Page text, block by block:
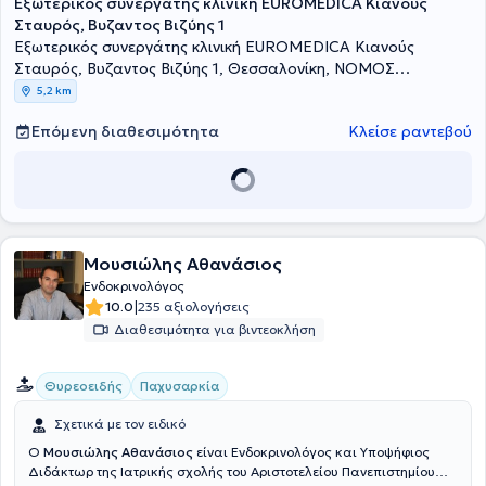
Νοσοκομείο "Santissima Annunziata" του Σαβιλιάνο της Ιταλίας,
στο Πανεπιστημιακό Νοσοκομείο "Città della Salute e della
Scienza", του Τορίνο της Ιταλίας. Είναι εξειδικευμένη στο
σακχαρώδη διαβήτη, στο θυρεοειδή, στις διαταραχές εμμήνου
ρύσεως, στην οστεοπόρωση, το μεταβολισμό και στη
επιστημονικών εργασιών σε ενδοκρινολογικά ιατρικά περιοδικά.
Σταυρός, Βυζαντος Βιζύης 1
Εξωτερικός συνεργάτης κλινική EUROMEDICA Κιανούς
Σταυρός, Βυζαντος Βιζύης 1, Θεσσαλονίκη, ΝΟΜΟΣ
ΘΕΣΣΑΛΟΝΙΚΗΣ
5,2 km
Επόμενη διαθεσιμότητα Κλείσε ραντεβού
Μουσιώλης Αθανάσιος
Ενδοκρινολόγος
10.0|235 αξιολογήσεις
Διαθεσιμότητα για βιντεοκλήση
Θυρεοειδής Παχυσαρκία
Σχετικά με τον ειδικό
Ο Μουσιώλης Αθανάσιος είναι Ενδοκρινολόγος και Υποψήφιος
Διδάκτωρ της Ιατρικής σχολής του Αριστοτελείου Πανεπιστημίου